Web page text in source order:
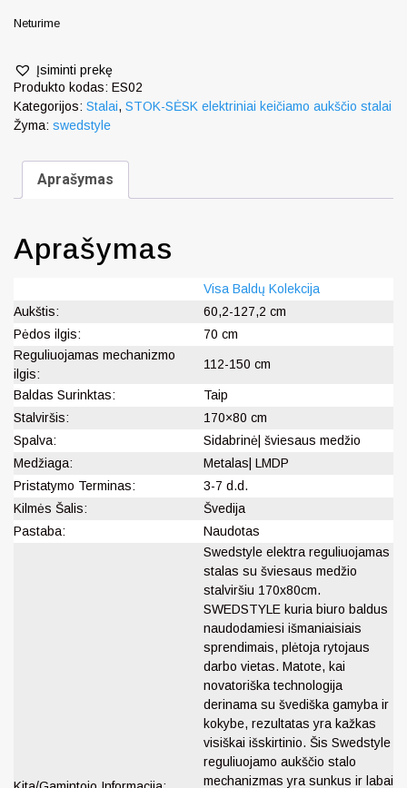
Neturime
Įsiminti prekę
Produkto kodas: ES02
Kategorijos: Stalai, STOK-SĖSK elektriniai keičiamo aukščio stalai
Žyma: swedstyle
Aprašymas
Aprašymas
Visa Baldų Kolekcija
Aukštis:
60,2-127,2 cm
Pėdos ilgis:
70 cm
Reguliuojamas mechanizmo
ilgis:
112-150 cm
Baldas Surinktas:
Taip
Stalviršis:
170×80 cm
Spalva:
Sidabrinė| šviesaus medžio
Medžiaga:
Metalas| LMDP
Pristatymo Terminas:
3-7 d.d.
Kilmės Šalis:
Švedija
Pastaba:
Naudotas
Swedstyle elektra reguliuojamas
stalas su šviesaus medžio
stalviršiu 170x80cm.
SWEDSTYLE kuria biuro baldus
naudodamiesi išmaniaisiais
sprendimais, plėtoja rytojaus
darbo vietas. Matote, kai
novatoriška technologija
derinama su švediška gamyba ir
kokybe, rezultatas yra kažkas
visiškai išskirtinio. Šis Swedstyle
reguliuojamo aukščio stalo
mechanizmas yra sunkus ir labai